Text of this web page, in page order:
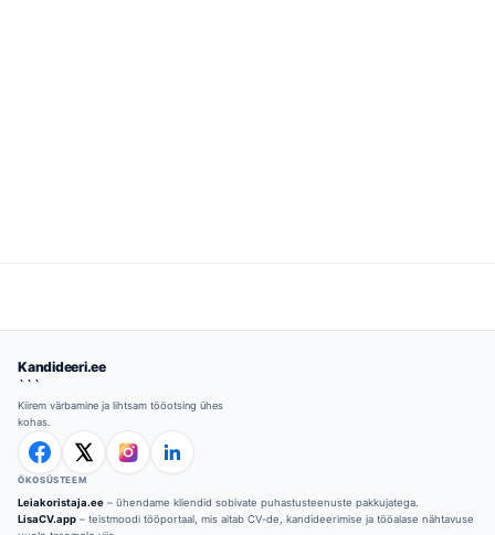
Kandideeri.ee
```
Kiirem värbamine ja lihtsam tööotsing ühes
kohas.
ÖKOSÜSTEEM
Leiakoristaja.ee – ühendame kliendid sobivate puhastusteenuste pakkujatega.
LisaCV.app – teistmoodi tööportaal, mis aitab CV-de, kandideerimise ja tööalase nähtavuse